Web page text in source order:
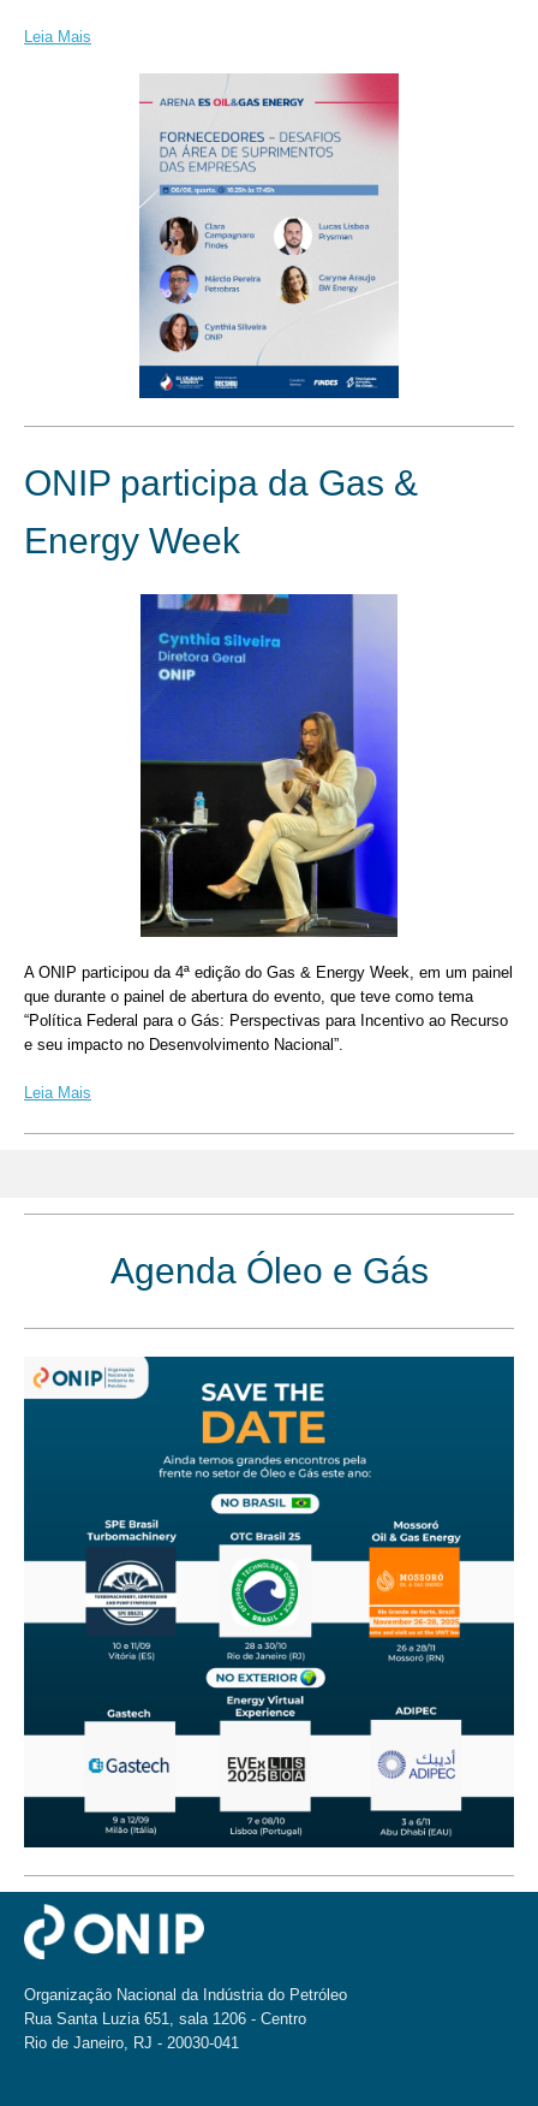
Leia Mais
ONIP participa da Gas &
Energy Week
A ONIP participou da 4ª edição do Gas & Energy Week, em um painel
que durante o painel de abertura do evento, que teve como tema
“Política Federal para o Gás: Perspectivas para Incentivo ao Recurso
e seu impacto no Desenvolvimento Nacional”.
Leia Mais
Agenda Óleo e Gás
Organização Nacional da Indústria do Petróleo
Rua Santa Luzia 651, sala 1206 - Centro
Rio de Janeiro, RJ - 20030-041